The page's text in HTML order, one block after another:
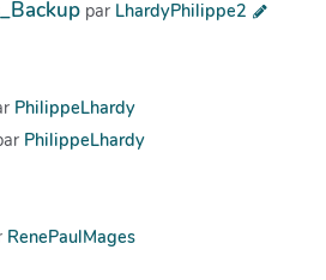
par LhardyPhilippe2
PhilippeLhardy
PhilippeLhardy
RenePaulMages